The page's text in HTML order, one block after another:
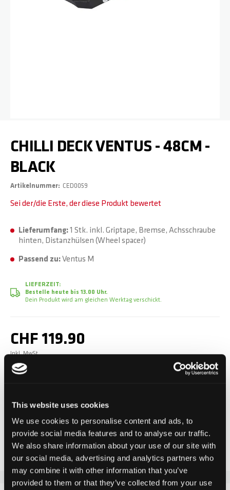
This website uses cookies
We use cookies to personalise content and ads, to
provide social media features and to analyse our traffic.
We also share information about your use of our site with
our social media, advertising and analytics partners who
may combine it with other information that you’ve
provided to them or that they’ve collected from your use
CHILLI DECK VENTUS - 48CM -
BLACK
Artikelnummer CED0059
Sei der/die Erste, der diese Produkt bewertet
Lieferumfang:1 Stk. inkl. Griptape, Bremse, Achsschraube
hinten, Distanzhülsen (Wheel spacer)
Passend zu:Ventus M
LIEFERZEIT:
Bestelle heute bis 13.00 Uhr.
Dein Produkt wird am gleichen Werktag verschickt.
CHF 119.90
Inkl. MwSt.
Zur Wunschliste hinzufügen
Zur Vergleichsliste hinzufügen